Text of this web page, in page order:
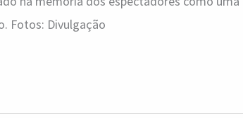
Fotos: Divulgação